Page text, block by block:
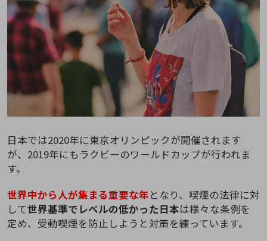
日本では2020年に東京オリンピックが開催されます
が、2019年にもラクビーのワールドカップが行われま
す。
世界中から人が集まる重要な年となり、喫煙の法律に対
して世界基準でレベルの低かった日本は様々な条例を
定め、受動喫煙を防止しようと対策を練っています。